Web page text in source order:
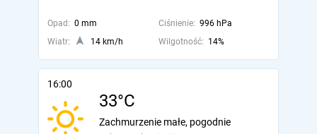
Opad: 0 mm Ciśnienie: 996 hPa
Wiatr:
14 km/h Wilgotność: 14%
16:00
33°C
Zachmurzenie małe, pogodnie